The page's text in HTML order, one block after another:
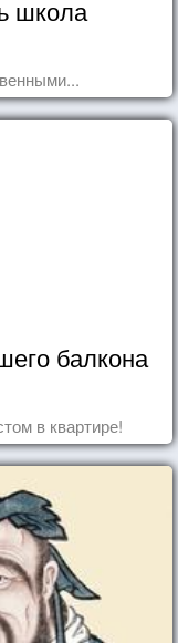
школа
балкона
в квартире!